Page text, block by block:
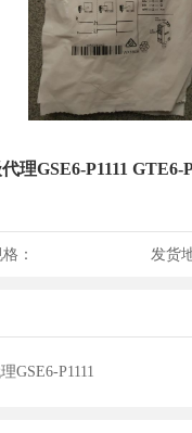
理GSE6-P1111 GTE6-
： 发货
GSE6-P1111